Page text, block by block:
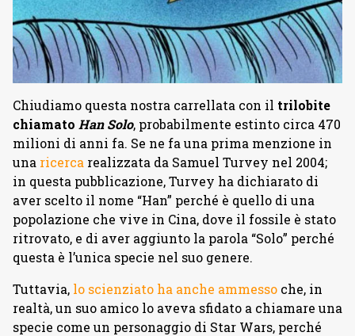
Chiudiamo questa nostra carrellata con il trilobite
chiamato Han Solo, probabilmente estinto circa 470
milioni di anni fa. Se ne fa una prima menzione in
una ricerca realizzata da Samuel Turvey nel 2004;
in questa pubblicazione, Turvey ha dichiarato di
aver scelto il nome “Han” perché è quello di una
popolazione che vive in Cina, dove il fossile è stato
ritrovato, e di aver aggiunto la parola “Solo” perché
questa è l’unica specie nel suo genere.
Tuttavia, lo scienziato ha anche ammesso che, in
realtà, un suo amico lo aveva sfidato a chiamare una
specie come un personaggio di Star Wars, perché